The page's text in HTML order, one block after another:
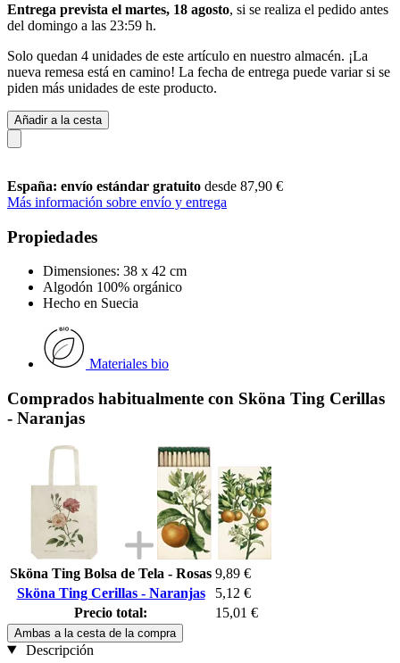
Entrega prevista el martes, 18 agosto, si se realiza el pedido antes
del domingo a las 23:59 h.
Solo quedan 4 unidades de este artículo en nuestro almacén. ¡La
nueva remesa está en camino! La fecha de entrega puede variar si se
piden más unidades de este producto.
Añadir a la cesta
España: envío estándar gratuito desde 87,90 €
Más información sobre envío y entrega
Propiedades
Dimensiones: 38 x 42 cm
Algodón 100% orgánico
Hecho en Suecia
Materiales bio
Comprados habitualmente con Sköna Ting Cerillas
- Naranjas
Sköna Ting Bolsa de Tela - Rosas 9,89 €
Sköna Ting Cerillas - Naranjas
5,12 €
Precio total:
15,01 €
Ambas a la cesta de la compra
Descripción